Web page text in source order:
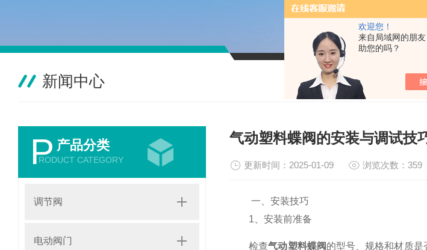
欢迎您！
来自局域网的朋
助您的吗？
新闻中心
P 产品分类
RODUCT CATEGORY
调节阀
电动阀门
气动塑料蝶阀的安装与调试技
更新时间：2025-01-09 浏览次数：359
一、安装技巧
1、安装前准备
检查气动塑料蝶阀的型号、规格和材质